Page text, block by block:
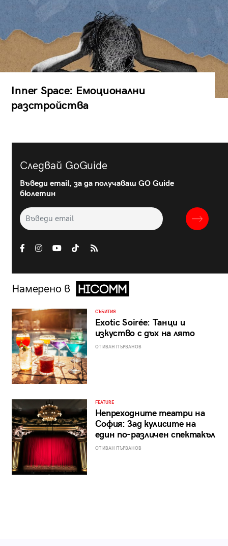
Inner Space: Емоционални
разстройства
Следвай GoGuide
Въведи email, за да получаваш GO Guide
бюлетин
Намерено в
СЪБИТИЯ
Exotic Soirée: Танци и
изкуство с дъх на лято
ОТ ИВАН ПЪРВАНОВ
FEATURE
Непреходните театри на
София: Зад кулисите на
един по-различен спектакъл
ОТ ИВАН ПЪРВАНОВ